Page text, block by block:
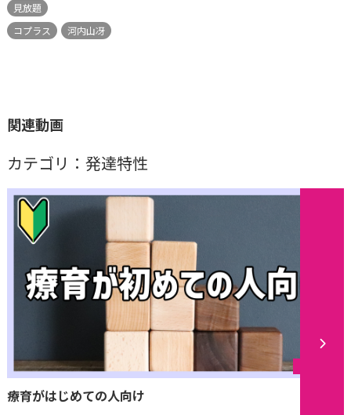
見放題
コプラス
河内山冴
関連動画
カテゴリ：発達特性
療育がはじめての人向け